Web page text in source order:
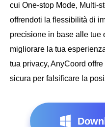
cui One-stop Mode, Multi-
offrendoti la flessibilità di
precisione in base alle tue
migliorare la tua
tua privacy, AnyCoord
sicura per falsificare la